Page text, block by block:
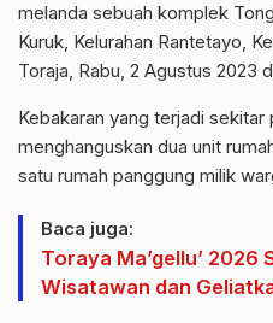
melanda sebuah komplek
Kuruk, Kelurahan Rantetayo,
Toraja, Rabu, 2 Agustus 2023
Kebakaran yang terjadi sekitar
menghanguskan dua unit
satu rumah panggung milik
Baca juga:
Toraya Ma’gellu’ 2026
Wisatawan dan